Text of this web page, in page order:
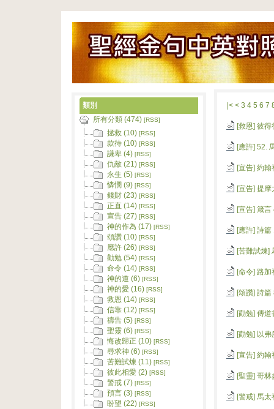
|< < 3 4 5 6 7
[救恩] 彼得
[應許] 52.
[宣告] 約翰
[宣告] 提摩
[宣告] 箴言
[應許] 詩篇
[苦難試煉]
[命令] 路加
[頌讚] 詩篇
[勸勉] 傳道
[勸勉] 以弗
[宣告] 約翰
[聖靈] 哥林
[警戒] 馬太
類別
所有分類 (474) [RSS]
拯救 (10) [RSS]
款待 (10) [RSS]
謙卑 (4) [RSS]
仇敵 (21) [RSS]
永生 (5) [RSS]
憐憫 (9) [RSS]
錢財 (23) [RSS]
正直 (14) [RSS]
宣告 (27) [RSS]
神的作為 (17) [RSS]
頌讚 (10) [RSS]
應許 (26) [RSS]
勸勉 (54) [RSS]
命令 (14) [RSS]
神的道 (6) [RSS]
神的愛 (16) [RSS]
救恩 (14) [RSS]
信靠 (12) [RSS]
禱告 (5) [RSS]
聖靈 (6) [RSS]
悔改歸正 (10) [RSS]
尋求神 (6) [RSS]
苦難試煉 (11) [RSS]
彼此相愛 (2) [RSS]
警戒 (7) [RSS]
預言 (3) [RSS]
盼望 (22) [RSS]